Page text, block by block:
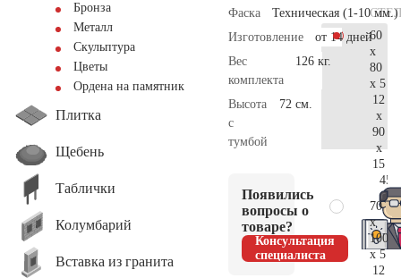
Бронза
Металл
Скульптура
Цветы
Ордена на памятник
Плитка
Щебень
Таблички
Колумбарий
Вставка из гранита
Фаска
Техническая (1-10 мм.)
Изготовление
от 14 дней
Вес
комплекта
126 кг.
Высота
с
тумбой
72 см.
Появились
вопросы о
товаре?
Консультация
специалиста
60
x
80
x 5
12
x
90
x
15
70
x
100
x 5
12